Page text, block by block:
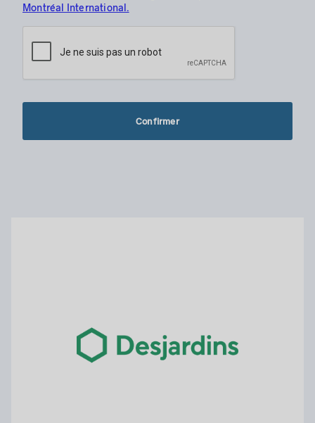
Montréal International.
Confirmer